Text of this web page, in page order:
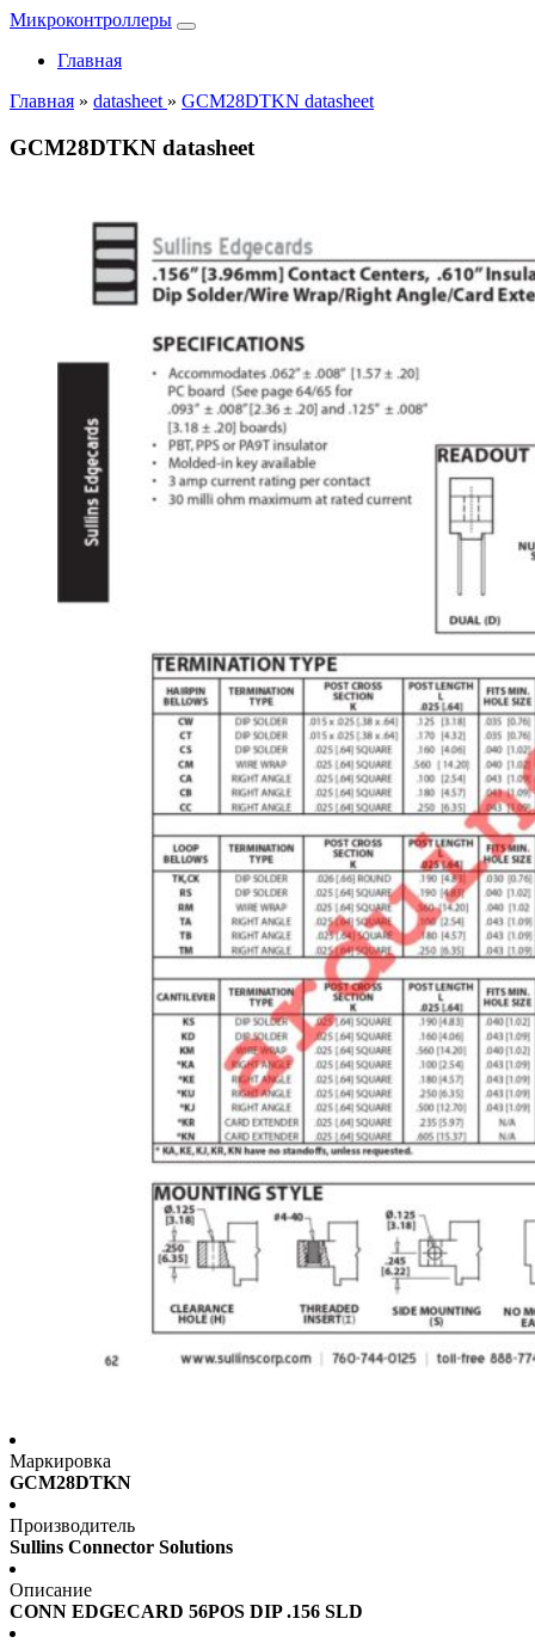
Микроконтроллеры
Главная
Главная » datasheet » GCM28DTKN datasheet
GCM28DTKN datasheet
Маркировка
GCM28DTKN
Производитель
Sullins Connector Solutions
Описание
CONN EDGECARD 56POS DIP .156 SLD